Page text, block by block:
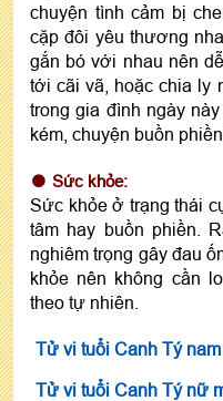
chuyện tình cảm bị
cặp đôi yêu thương
gắn bó với nhau nên
tới cãi vã, hoặc chia ly
trong gia đình ngày
kém, chuyện buồn
Sức khỏe:
Sức khỏe ở trạng thái
tâm hay buồn phiền.
nghiêm trọng gây đau
khỏe nên không cần
theo tự nhiên.
Tử vi tuổi Canh Tý
Tử vi tuổi Canh Tý nữ